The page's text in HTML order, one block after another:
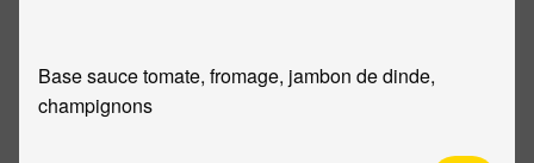
Base sauce tomate, fromage, jambon de dinde,
champignons